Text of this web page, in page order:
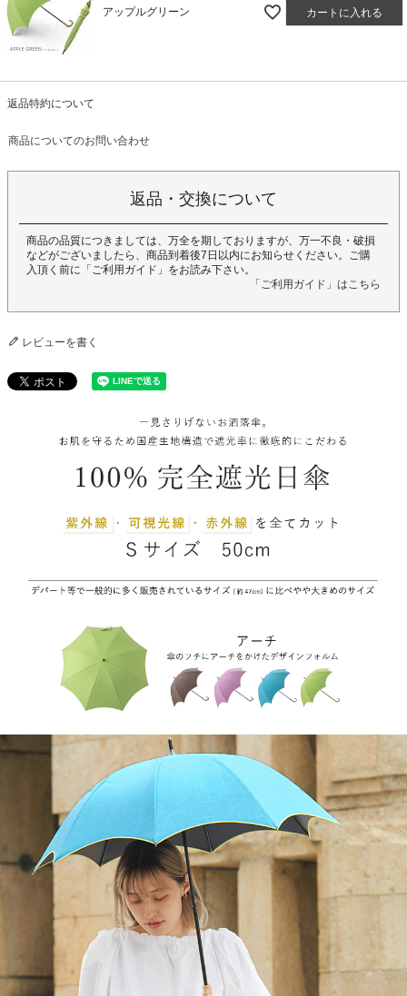
アップルグリーン カートに入れる
返品特約について
商品についてのお問い合わせ
返品・交換について
商品の品質につきましては、万全を期しておりますが、万一不良・破損
などがございましたら、商品到着後7日以内にお知らせください。ご購
入頂く前に「ご利用ガイド」をお読み下さい。
「ご利用ガイド」はこちら
レビューを書く